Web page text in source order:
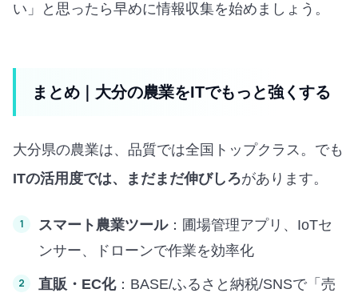
い」と思ったら早めに情報収集を始めましょう。
まとめ｜大分の農業をITでもっと強くする
大分県の農業は、品質では全国トップクラス。でも
ITの活用度では、まだまだ伸びしろがあります。
スマート農業ツール：圃場管理アプリ、IoTセ
ンサー、ドローンで作業を効率化
直販・EC化：BASE/ふるさと納税/SNSで「売